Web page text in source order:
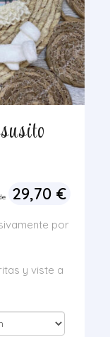
29,70 €
por
y viste a